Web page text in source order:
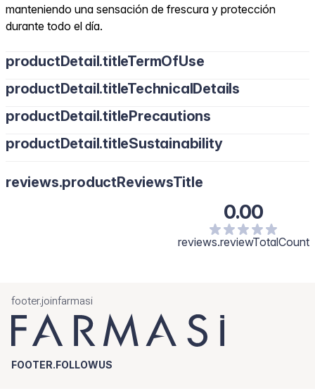
manteniendo una sensación de frescura y protección
durante todo el día.
productDetail.titleTermOfUse
productDetail.titleTechnicalDetails
productDetail.titlePrecautions
productDetail.titleSustainability
reviews.productReviewsTitle
0.00
reviews.reviewTotalCount
footer.joinfarmasi
FOOTER.FOLLOWUS